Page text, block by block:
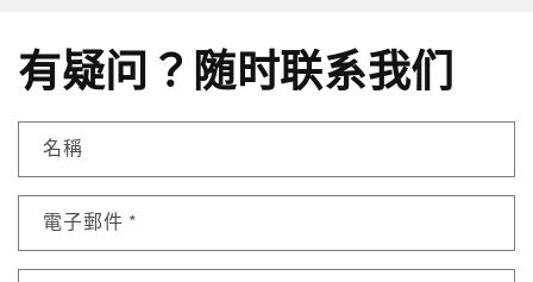
有疑问？随时联系我们
名稱
電子郵件 *